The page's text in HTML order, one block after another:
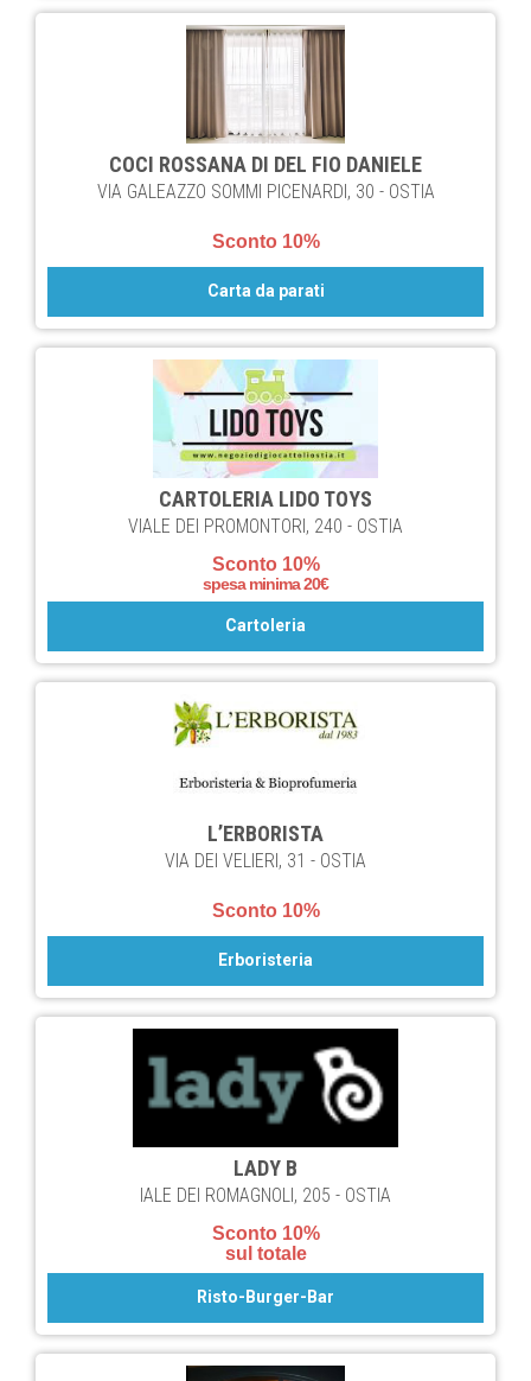
COCI ROSSANA DI DEL FIO DANIELE
VIA GALEAZZO SOMMI PICENARDI, 30 - OSTIA
Sconto 10%
Carta da parati
CARTOLERIA LIDO TOYS
VIALE DEI PROMONTORI, 240 - OSTIA
Sconto 10%
spesa minima 20€
Cartoleria
L’ERBORISTA
VIA DEI VELIERI, 31 - OSTIA
Sconto 10%
Erboristeria
LADY B
IALE DEI ROMAGNOLI, 205 - OSTIA
Sconto 10%
sul totale
Risto-Burger-Bar